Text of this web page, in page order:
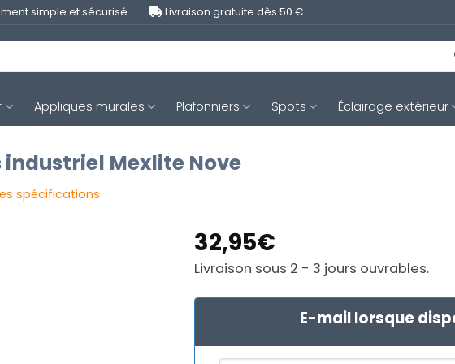
simple et sécurisé Livraison gratuite dès 50 €
Appliques murales Plafonniers Spots Éclairage extérieur
Mexlite Nove
spécifications
32,95€
Livraison sous 2 - 3 jours ouvrables.
E-mail lorsque